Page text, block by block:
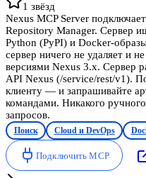
1 звёзд
Nexus MCP Server
Repository Manager. Сервер
Python (PyPI) и Docker-
сервер ничего не удаляет и
версиями Nexus 3.x. Сервер
API Nexus (/service/rest/v1).
клиенту — и запрашивайте
командами. Никакого
запросов.
Поиск Cloud и DevOps
Подключить MCP